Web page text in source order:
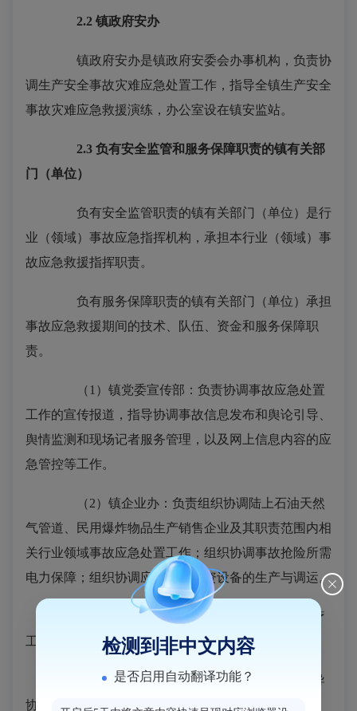
2.2 镇政府安办
镇政府安办是镇政府安委会办事机构，负责协
调生产安全事故灾难应急处置工作，指导全镇生产安全
事故灾难应急救援演练，办公室设在镇安监站。
2.3 负有安全监管和服务保障职责的镇有关部
门（单位）
负有安全监管职责的镇有关部门（单位）是行
业（领域）事故应急指挥机构，承担本行业（领域）事
故应急救援指挥职责。
负有服务保障职责的镇有关部门（单位）承担
事故应急救援期间的技术、队伍、资金和服务保障职
责。
（1）镇党委宣传部：负责协调事故应急处置
工作的宣传报道，指导协调事故信息发布和舆论引导、
舆情监测和现场记者服务管理，以及网上信息内容的应
急管控等工作。
（2）镇企业办：负责组织协调陆上石油天然
气管道、民用爆炸物品生产销售企业及其职责范围内相
关行业领域事故应急处置工作；组织协调事故抢险所需
电力保障；组织协调应急救援物资设备的生产与调运。
（3）镇卫计办：负责组织协调应急救援医疗
工作，并为地方卫生医疗机构提供技术支持。
（4）镇学校及校园周边安全专项：负责指导
协调全镇教育系统事故应急处置工作。
检测到非中文内容
是否启用自动翻译功能？